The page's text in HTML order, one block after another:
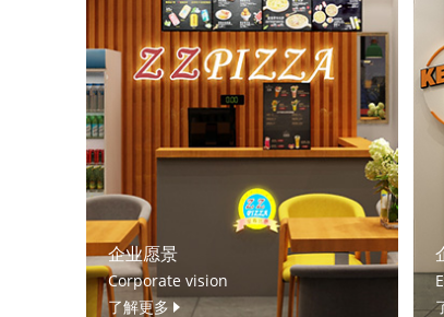
企业愿景
Corporate vision
了解更多